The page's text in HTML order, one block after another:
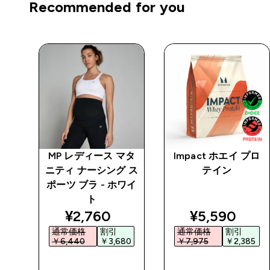
Recommended for you
MP レディース マタ
ニティ ナーシング ス
ポーツ ブラ - ホワイ
ト
discounted price
¥2,760‎
通常価格
￥6,440‎
割引
￥3,680‎
Impact ホエイ プロ
テイン
discounted
¥5,590‎
通常価格
￥7,975‎
割引
￥2,385‎